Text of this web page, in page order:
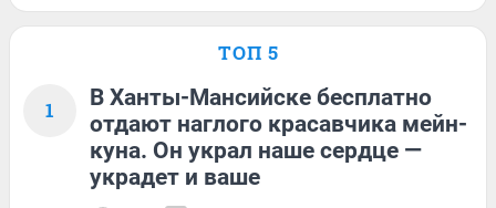
ТОП 5
1
В Ханты-Мансийске бесплатно
отдают наглого красавчика мейн-
куна. Он украл наше сердце —
украдет и ваше